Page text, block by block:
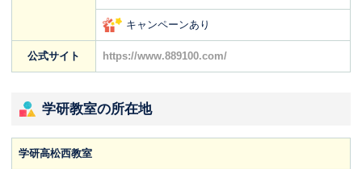
キャンペーンあり
公式サイト https://www.889100.com/
学研教室の所在地
学研高松西教室